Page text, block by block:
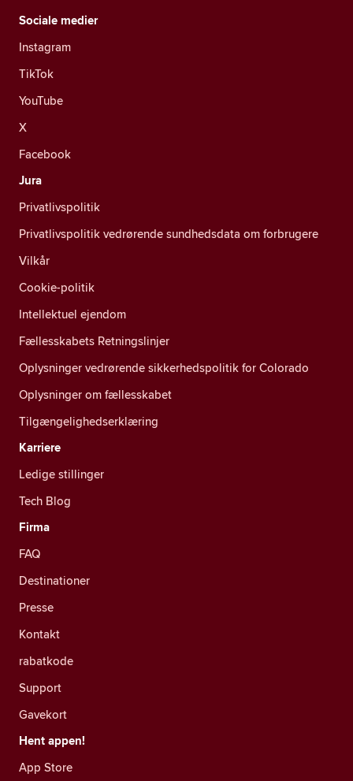
Sociale medier
Instagram
TikTok
YouTube
X
Facebook
Jura
Privatlivspolitik
Privatlivspolitik vedrørende sundhedsdata om forbrugere
Vilkår
Cookie-politik
Intellektuel ejendom
Fællesskabets Retningslinjer
Oplysninger vedrørende sikkerhedspolitik for Colorado
Oplysninger om fællesskabet
Tilgængelighedserklæring
Karriere
Ledige stillinger
Tech Blog
Firma
FAQ
Destinationer
Presse
Kontakt
rabatkode
Support
Gavekort
Hent appen!
App Store